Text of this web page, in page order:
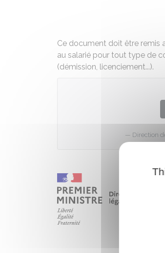
Ce document doit être remis
au salarié pour tout type de
(démission, licenciement...).
Direction